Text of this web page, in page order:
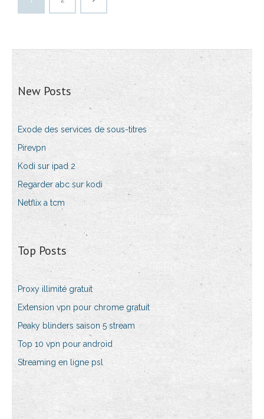
New Posts
Exode des services de sous-titres
Pirevpn
Kodi sur ipad 2
Regarder abc sur kodi
Netflix a tcm
Top Posts
Proxy illimité gratuit
Extension vpn pour chrome gratuit
Peaky blinders saison 5 stream
Top 10 vpn pour android
Streaming en ligne psl